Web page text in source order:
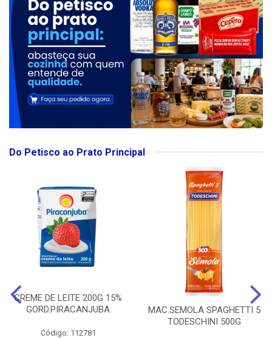
Do Petisco ao Prato Principal
CREME DE LEITE 200G 15%
GORD.PIRACANJUBA
Código: 112781
MAC.SEMOLA SPAGHETTI 5
TODESCHINI 500G